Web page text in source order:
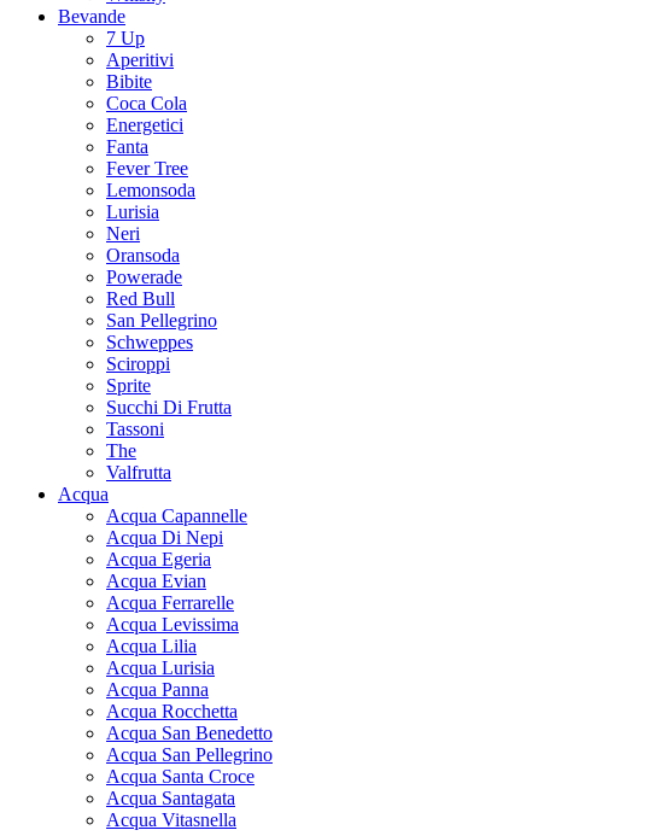
Bevande
7 Up
Aperitivi
Bibite
Coca Cola
Energetici
Fanta
Fever Tree
Lemonsoda
Lurisia
Neri
Oransoda
Powerade
Red Bull
San Pellegrino
Schweppes
Sciroppi
Sprite
Succhi Di Frutta
Tassoni
The
Valfrutta
Acqua
Acqua Capannelle
Acqua Di Nepi
Acqua Egeria
Acqua Evian
Acqua Ferrarelle
Acqua Levissima
Acqua Lilia
Acqua Lurisia
Acqua Panna
Acqua Rocchetta
Acqua San Benedetto
Acqua San Pellegrino
Acqua Santa Croce
Acqua Santagata
Acqua Vitasnella